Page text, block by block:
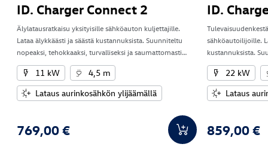
ID. Charger Connect 2
Älylatausratkaisu yksityisille sähköauton kuljettajille.
Lataa älykkäästi ja säästä kustannuksista. Suunniteltu
nopeaksi, tehokkaaksi, turvalliseksi ja saumattomasti
integroitavaksi kodin ja sähköauton välille.
11 kW
4,5 m
Lataus aurinkosähkön ylijäämällä
769,00 €
ID.
sähköautoilijoille.
kustannuksista.
turvallisesti ja
sähköauton välille.
22 kW
Lataus
859,00 €